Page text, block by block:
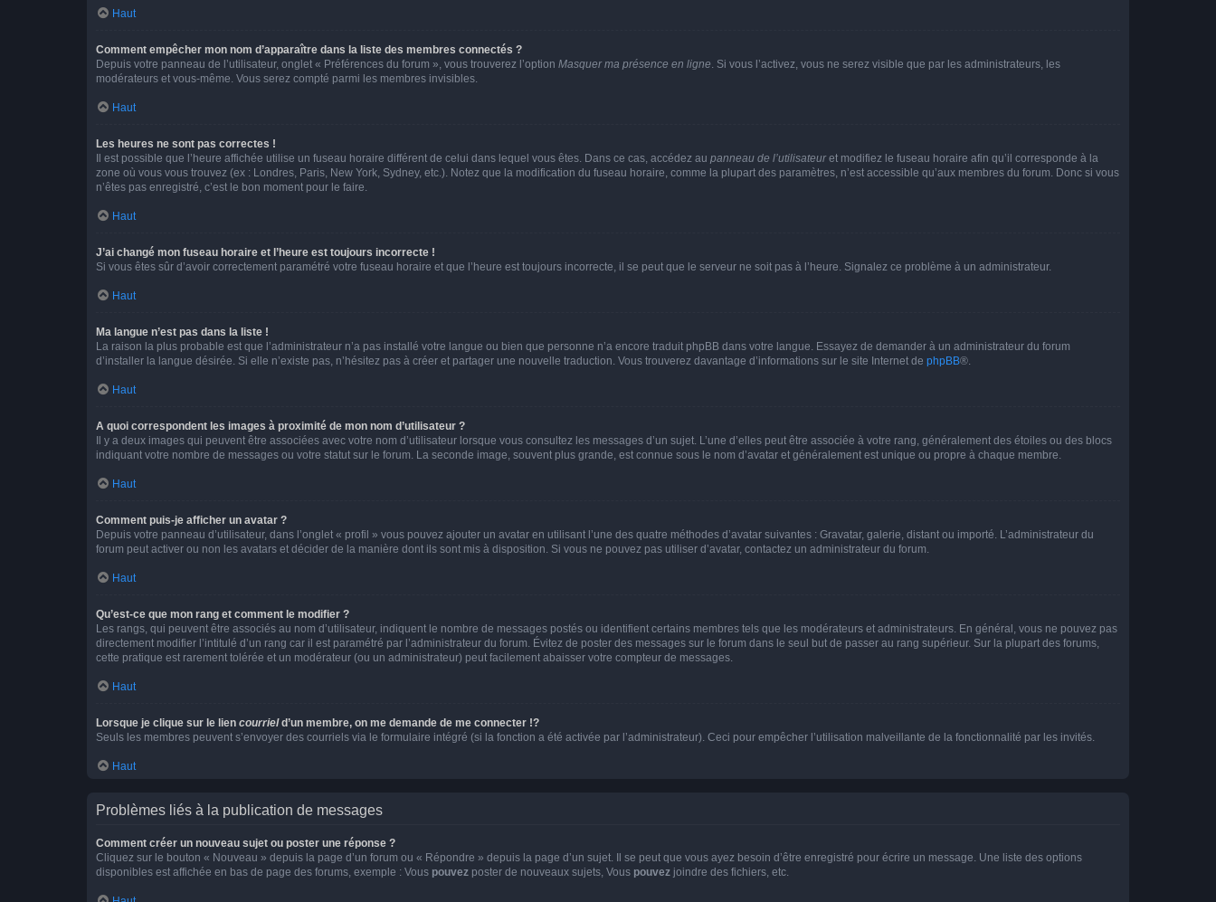
Haut
Comment empêcher mon nom d’apparaître dans la liste des membres connectés ?
Depuis votre panneau de l’utilisateur, onglet « Préférences du forum », vous trouverez l’option Masquer ma présence en ligne. Si vous l’activez, vous ne serez visible que par les administrateurs, les
modérateurs et vous-même. Vous serez compté parmi les membres invisibles.
Haut
Les heures ne sont pas correctes !
Il est possible que l’heure affichée utilise un fuseau horaire différent de celui dans lequel vous êtes. Dans ce cas, accédez au panneau de l’utilisateuret modifiez le fuseau horaire afin qu’il corresponde à la
zone où vous vous trouvez (ex : Londres, Paris, New York, Sydney, etc.). Notez que la modification du fuseau horaire, comme la plupart des paramètres, n’est accessible qu’aux membres du forum. Donc si vous
n’êtes pas enregistré, c’est le bon moment pour le faire.
Haut
J’ai changé mon fuseau horaire et l’heure est toujours incorrecte !
Si vous êtes sûr d’avoir correctement paramétré votre fuseau horaire et que l’heure est toujours incorrecte, il se peut que le serveur ne soit pas à l’heure. Signalez ce problème à un administrateur.
Haut
Ma langue n’est pas dans la liste !
La raison la plus probable est que l’administrateur n’a pas installé votre langue ou bien que personne n’a encore traduit phpBB dans votre langue. Essayez de demander à un administrateur du forum
d’installer la langue désirée. Si elle n’existe pas, n’hésitez pas à créer et partager une nouvelle traduction. Vous trouverez davantage d’informations sur le site Internet de phpBB®.
Haut
A quoi correspondent les images à proximité de mon nom d’utilisateur ?
Il y a deux images qui peuvent être associées avec votre nom d’utilisateur lorsque vous consultez les messages d’un sujet. L’une d’elles peut être associée à votre rang, généralement des étoiles ou des blocs
indiquant votre nombre de messages ou votre statut sur le forum. La seconde image, souvent plus grande, est connue sous le nom d’avatar et généralement est unique ou propre à chaque membre.
Haut
Comment puis-je afficher un avatar ?
Depuis votre panneau d’utilisateur, dans l’onglet « profil » vous pouvez ajouter un avatar en utilisant l’une des quatre méthodes d’avatar suivantes : Gravatar, galerie, distant ou importé. L’administrateur du
forum peut activer ou non les avatars et décider de la manière dont ils sont mis à disposition. Si vous ne pouvez pas utiliser d’avatar, contactez un administrateur du forum.
Haut
Qu’est-ce que mon rang et comment le modifier ?
Les rangs, qui peuvent être associés au nom d’utilisateur, indiquent le nombre de messages postés ou identifient certains membres tels que les modérateurs et administrateurs. En général, vous ne pouvez pas
directement modifier l’intitulé d’un rang car il est paramétré par l’administrateur du forum. Évitez de poster des messages sur le forum dans le seul but de passer au rang supérieur. Sur la plupart des forums,
cette pratique est rarement tolérée et un modérateur (ou un administrateur) peut facilement abaisser votre compteur de messages.
Haut
Lorsque je clique sur le lien courrield’un membre, on me demande de me connecter !?
Seuls les membres peuvent s’envoyer des courriels via le formulaire intégré (si la fonction a été activée par l’administrateur). Ceci pour empêcher l’utilisation malveillante de la fonctionnalité par les invités.
Haut
Problèmes liés à la publication de messages
Comment créer un nouveau sujet ou poster une réponse ?
Cliquez sur le bouton « Nouveau » depuis la page d’un forum ou « Répondre » depuis la page d’un sujet. Il se peut que vous ayez besoin d’être enregistré pour écrire un message. Une liste des options
disponibles est affichée en bas de page des forums, exemple : Vous pouvez poster de nouveaux sujets, Vous pouvez joindre des fichiers, etc.